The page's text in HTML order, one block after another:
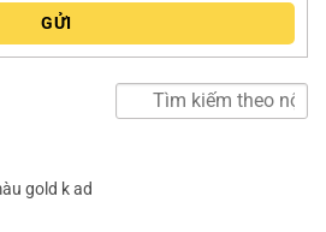
GỬI
gold k ad